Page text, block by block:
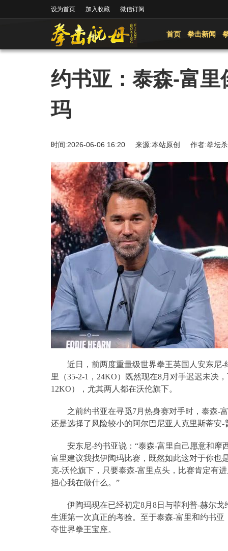
设为首页 加入收藏 微信订阅
首页 拳击新闻
约书亚：泰森-富
玛
时间:2026-06-06 16:20 来源:本站原创 作者:拳
近日，前两度重量级世界拳王英国人安东尼-
里（35-2-1 ， 24KO）既然现在8月对手迟迟未决
12KO），尤其两人都在沃伦旗下。
之前约书亚在寻觅7月热身赛对手时，泰森-
还是选择了风险较小的阿尔巴尼亚人克里斯蒂安-
安东尼-约书亚说：“泰森-富里自己愿意和摩
富里建议我找伊陶玛比赛，既然如此这对于你也
克-沃伦旗下，只要泰森-富里点头，比赛肯定有
担心我在做什么。”
伊陶玛现在已经初定8月 8日与菲利普-赫尔戈
生涯第一次真正的考验。至于泰森-富里和约书亚
夺世界拳王宝座。